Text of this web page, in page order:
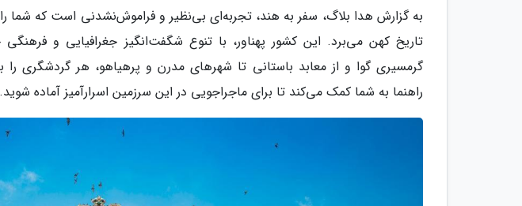
به گزارش هدا بلاگ، سفر به هند، تجربه‌ای بی‌نظیر و فراموش‌نشدنی است که شما
تاریخ کهن می‌برد. این کشور پهناور، با تنوع شگفت‌انگیز جغرافیایی و
گرمسیری گوا و از معابد باستانی تا شهرهای مدرن و پرهیاهو، هر گردشگری
راهنما به شما کمک می‌کند تا برای ماجراجویی در این سرزمین اسرارآمیز آماده شوید.